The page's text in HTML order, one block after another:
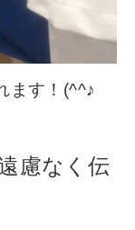
ます！(^^♪
慮なく伝